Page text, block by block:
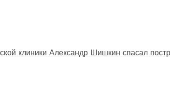
клиники Александр Шишкин спасал